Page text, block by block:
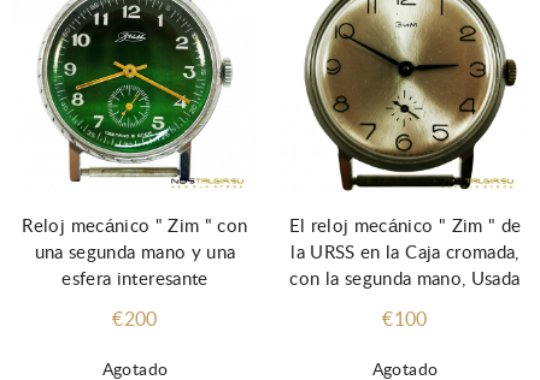
Agotado
Reloj mecánico " Zim " con
una segunda mano y una
esfera interesante
€200
Agotado
El reloj mecánico " Zim " de
la URSS en la Caja cromada,
con la segunda mano, Usada
€100